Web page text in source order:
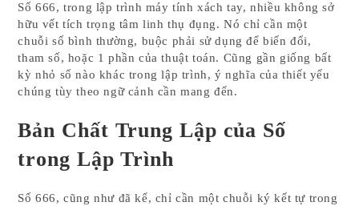
Số 666, trong lập trình máy tính xách tay, nhiều không sở
hữu vết tích trọng tâm linh thụ đụng. Nó chỉ cần một
chuỗi số bình thường, buộc phải sử dụng để biến đổi,
tham số, hoặc 1 phần của thuật toán. Cũng gần giống bất
kỳ nhỏ số nào khác trong lập trình, ý nghĩa của thiết yếu
chúng tùy theo ngữ cảnh cần mang đến.
Bản Chất Trung Lập của Số
trong Lập Trình
Số 666, cũng như đã kể, chỉ cần một chuỗi ký kết tự trong